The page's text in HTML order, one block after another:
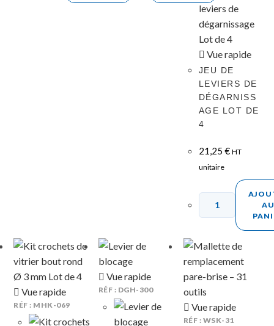
Vue rapide
JEU DE
LEVIERS DE
DÉGARNISS
AGE LOT DE
4
21,25 € HT
unitaire
AU
Vue rapide
RÉF : MHK-069
Vue rapide
RÉF : DGH-300
Vue rapide
RÉF : WSK-31